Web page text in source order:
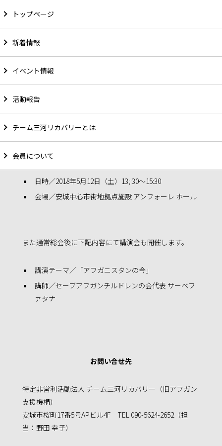
トップページ
新着情報
イベント情報
活動報告
チーム三河リカバリーとは
会員について
平成30年度通常総会のご案内
常日頃「NPO法人チーム三河リカバリー」の活動につき
まして格別のご理解とご支援を頂きまして誠にありがと
うございます。
下記内容にて通常総会を行うこととなりましたのでご案
内させていただきます。
日時／2018年5月12日（土）13;:30〜15:30
会場／安城中心市街地拠点施設 アンフォーレ ホール
また通常総会後に下記内容にて講演会も開催します。
講演テーマ／「アフガニスタンの今」
講師／セーブアフガンチルドレンの会代表 サーベフ
ァタナ
お問い合せ先
特定非営利活動法人 チーム三河リカバリー（旧アフガン
支援機構）
安城市桜町17番5号APビル4F TEL 090-5624-2652（担
当：野田 幸子）